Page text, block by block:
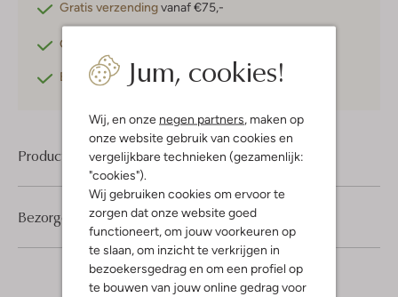
Jum, cookies!
Wij, en onze negen partners , maken op
onze website gebruik van cookies en
vergelijkbare technieken (gezamenlijk:
"cookies").
Wij gebruiken cookies om ervoor te
zorgen dat onze website goed
functioneert, om jouw voorkeuren op
te slaan, om inzicht te verkrijgen in
bezoekersgedrag en om een profiel op
te bouwen van jouw online gedrag voor
Gratis verzendingvanaf €75,-
Gratis retourneren
Betaal achterafmet Klarna
Product informatie
Bezorgen & retourneren